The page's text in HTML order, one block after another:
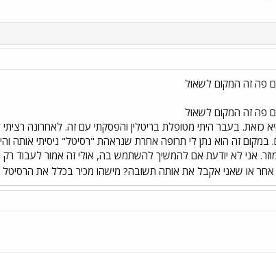
פה זה המקום לשאול
פה זה המקום לשאול
כזאת. בעבר היתי מטופלת בריטלין והפסקתי עם זה. לאחרונה
במקום זה הוא נתן לי תרופה אחרת שנראהת "רסיטל" ניסיתי אותה
אני לא יודעת אם להמשיך להשתמש בה, אולי זה אמור לעבוד
אחר או שאני אקבל את אותה תשובה? מישהו מכיר בכלל את הרסיטל